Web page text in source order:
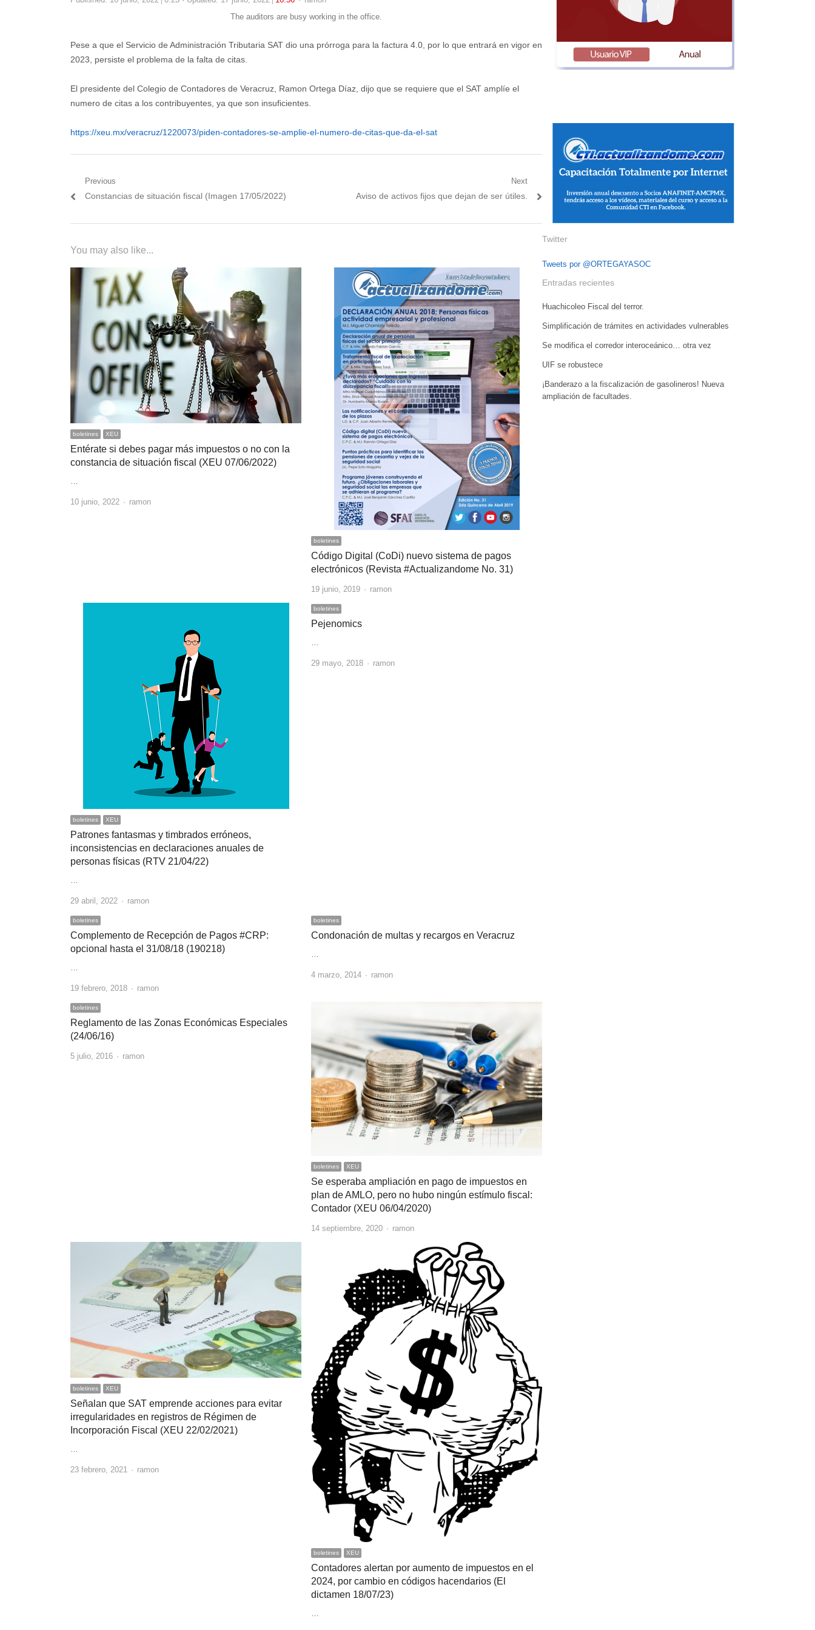
The auditors are busy working in the office.
Pese a que el Servicio de Administración Tributaria SAT dio una prórroga para la factura 4.0, por lo que entrará en vigor en
2023, persiste el problema de la falta de citas.
El presidente del Colegio de Contadores de Veracruz, Ramon Ortega Díaz, dijo que se requiere que el SAT amplíe el
numero de citas a los contribuyentes, ya que son insuficientes.
https://xeu.mx/veracruz/1220073/piden-contadores-se-amplie-el-numero-de-citas-que-da-el-sat
Navegación
entradas
Previous
Previous
Constancias de situación fiscal (Imagen 17/05/2022)
Next
Next
Aviso de activos fijos que dejan de ser útiles.
You may also like...
boletines XEU
Entérate si debes pagar más impuestos o no con la
constancia de situación fiscal (XEU 07/06/2022)
…
10 junio, 2022 Author
ramon
boletines
Código Digital (CoDi) nuevo sistema de pagos
electrónicos (Revista #Actualizandome No. 31)
19 junio, 2019 Author
ramon
boletines XEU
Patrones fantasmas y timbrados erróneos,
inconsistencias en declaraciones anuales de
personas físicas (RTV 21/04/22)
…
29 abril, 2022 Author
ramon
boletines
Pejenomics
…
29 mayo, 2018 Author
ramon
boletines
Complemento de Recepción de Pagos #CRP:
opcional hasta el 31/08/18 (190218)
…
19 febrero, 2018 Author
ramon
boletines
Condonación de multas y recargos en Veracruz
…
4 marzo, 2014 Author
ramon
boletines
Reglamento de las Zonas Económicas Especiales
(24/06/16)
5 julio, 2016 Author
ramon
boletines XEU
Se esperaba ampliación en pago de impuestos en
plan de AMLO, pero no hubo ningún estímulo fiscal:
Contador (XEU 06/04/2020)
14 septiembre, 2020 Author
ramon
boletines XEU
Señalan que SAT emprende acciones para evitar
irregularidades en registros de Régimen de
Incorporación Fiscal (XEU 22/02/2021)
…
23 febrero, 2021 Author
ramon
boletines XEU
Contadores alertan por aumento de impuestos en el
2024, por cambio en códigos hacendarios (El
dictamen 18/07/23)
Twitter
Tweets por @ORTEGAYASOC
Entradas recientes
Huachicoleo Fiscal del terror.
Simplificación de trámites en actividades vulnerables
Se modifica el corredor interoceánico… otra vez
UIF se robustece
¡Banderazo a la fiscalización de gasolineros! Nueva
ampliación de facultades.